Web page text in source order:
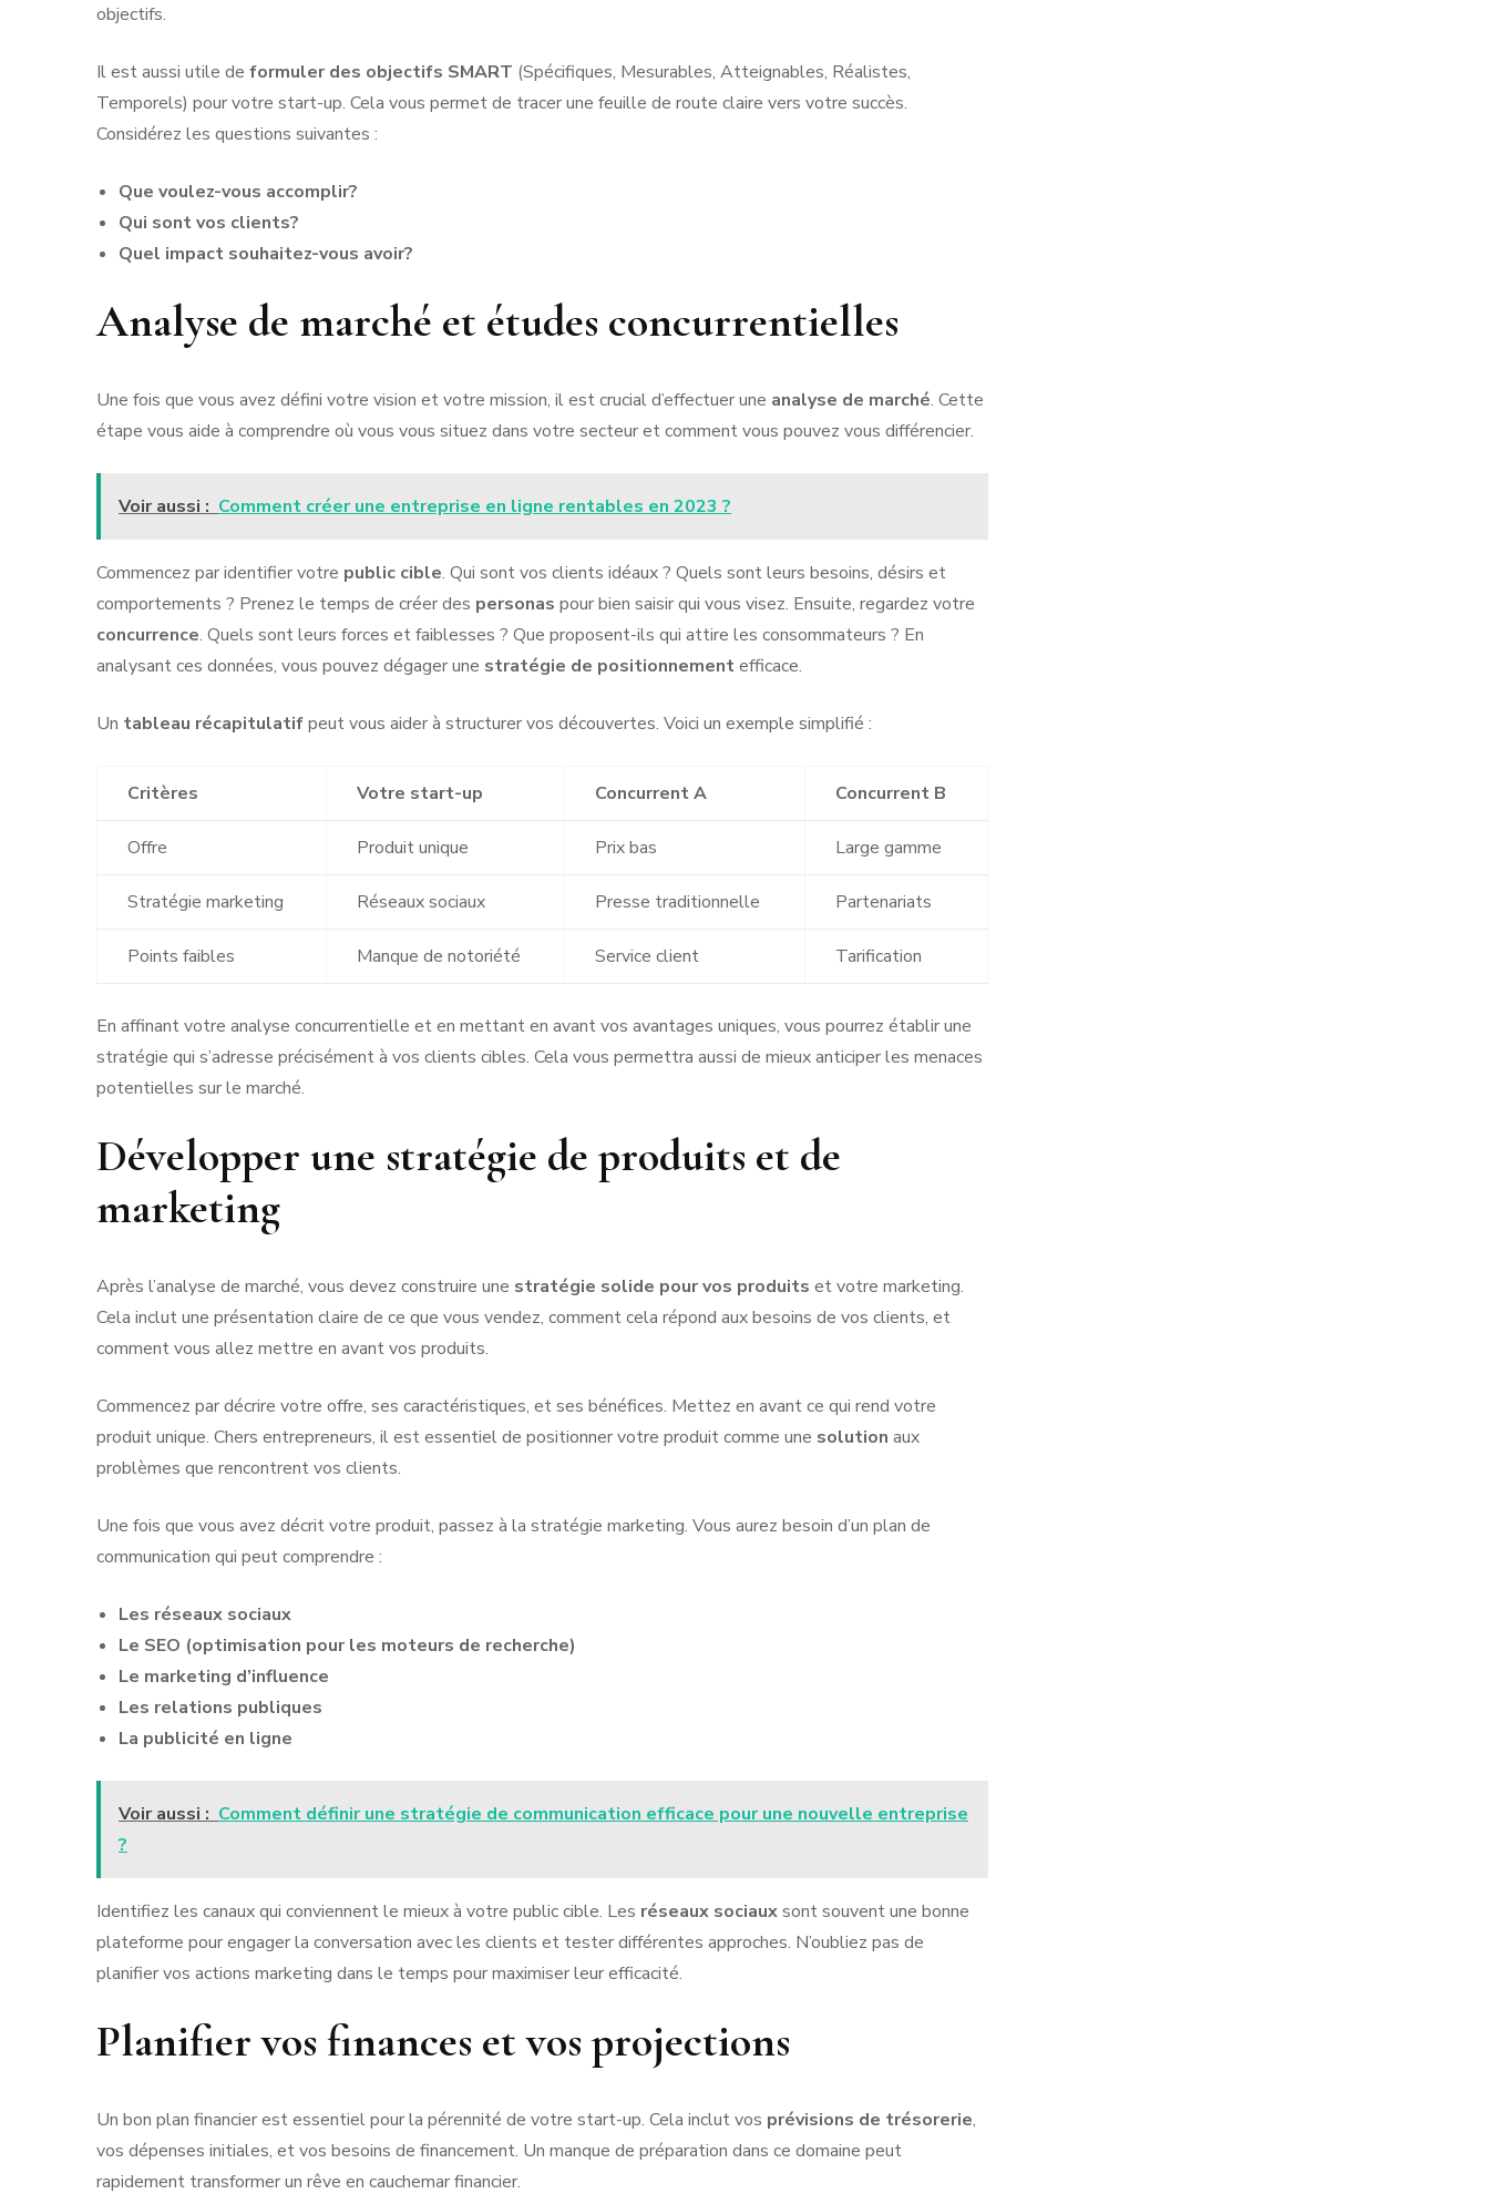
objectifs.
Il est aussi utile de formuler des objectifs SMART (Spécifiques, Mesurables, Atteignables, Réalistes,
Temporels) pour votre start-up. Cela vous permet de tracer une feuille de route claire vers votre succès.
Considérez les questions suivantes :
Que voulez-vous accomplir?
Qui sont vos clients?
Quel impact souhaitez-vous avoir?
Analyse de marché et études concurrentielles
Une fois que vous avez défini votre vision et votre mission, il est crucial d’effectuer une analyse de marché. Cette
étape vous aide à comprendre où vous vous situez dans votre secteur et comment vous pouvez vous différencier.
Voir aussi : Comment créer une entreprise en ligne rentables en 2023 ?
Commencez par identifier votre public cible. Qui sont vos clients idéaux ? Quels sont leurs besoins, désirs et
comportements ? Prenez le temps de créer des personas pour bien saisir qui vous visez. Ensuite, regardez votre
concurrence. Quels sont leurs forces et faiblesses ? Que proposent-ils qui attire les consommateurs ? En
analysant ces données, vous pouvez dégager une stratégie de positionnementefficace.
Un tableau récapitulatifpeut vous aider à structurer vos découvertes. Voici un exemple simplifié :
Critères Votre start-up Concurrent A Concurrent B
Offre Produit unique Prix bas Large gamme
Stratégie marketing Réseaux sociaux Presse traditionnelle Partenariats
Points faibles Manque de notoriété Service client Tarification
En affinant votre analyse concurrentielle et en mettant en avant vos avantages uniques, vous pourrez établir une
stratégie qui s’adresse précisément à vos clients cibles. Cela vous permettra aussi de mieux anticiper les menaces
potentielles sur le marché.
Développer une stratégie de produits et de
marketing
Après l’analyse de marché, vous devez construire une stratégie solide pour vos produits et votre marketing.
Cela inclut une présentation claire de ce que vous vendez, comment cela répond aux besoins de vos clients, et
comment vous allez mettre en avant vos produits.
Commencez par décrire votre offre, ses caractéristiques, et ses bénéfices. Mettez en avant ce qui rend votre
produit unique. Chers entrepreneurs, il est essentiel de positionner votre produit comme une solution aux
problèmes que rencontrent vos clients.
Une fois que vous avez décrit votre produit, passez à la stratégie marketing. Vous aurez besoin d’un plan de
communication qui peut comprendre :
Les réseaux sociaux
Le SEO (optimisation pour les moteurs de recherche)
Le marketing d’influence
Les relations publiques
La publicité en ligne
Voir aussi : Comment définir une stratégie de communication efficace pour une nouvelle entreprise
?
Identifiez les canaux qui conviennent le mieux à votre public cible. Les réseaux sociauxsont souvent une bonne
plateforme pour engager la conversation avec les clients et tester différentes approches. N’oubliez pas de
planifier vos actions marketing dans le temps pour maximiser leur efficacité.
Planifier vos finances et vos projections
Un bon plan financier est essentiel pour la pérennité de votre start-up. Cela inclut vos prévisions de trésorerie,
vos dépenses initiales, et vos besoins de financement. Un manque de préparation dans ce domaine peut
rapidement transformer un rêve en cauchemar financier.